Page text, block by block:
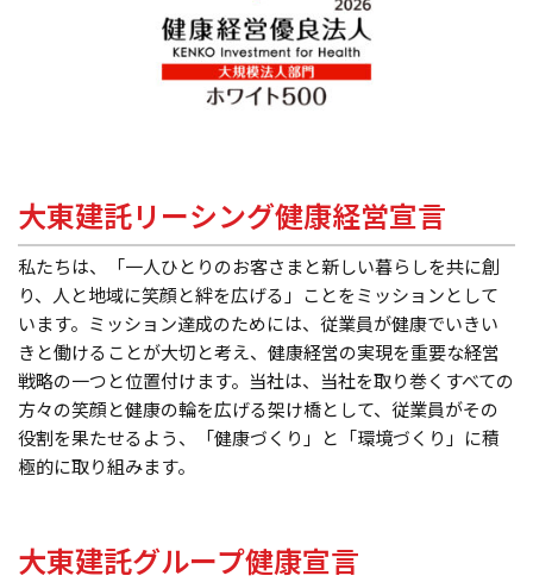
大東建託リーシング健康経営宣言
私たちは、「一人ひとりのお客さまと新しい暮らしを共に創
り、人と地域に笑顔と絆を広げる」ことをミッションとして
います。ミッション達成のためには、従業員が健康でいきい
きと働けることが大切と考え、健康経営の実現を重要な経営
戦略の一つと位置付けます。当社は、当社を取り巻くすべての
方々の笑顔と健康の輪を広げる架け橋として、従業員がその
役割を果たせるよう、「健康づくり」と「環境づくり」に積
極的に取り組みます。
大東建託グループ健康宣言